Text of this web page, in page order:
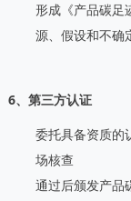
形成《产品碳足
源、假设和不确
6、第三方认证
委托具备资质的
场核查
通过后颁发产品